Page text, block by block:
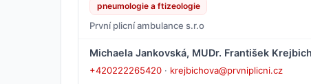
pneumologie a ftizeologie
První plicní ambulance s.r.o
Michaela Jankovská, MUDr. František
+420222265420 · krejbichova@prvniplicni.cz